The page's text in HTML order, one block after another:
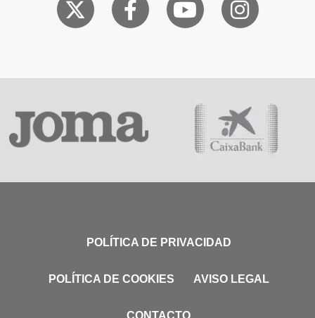
POLÍTICA DE PRIVACIDAD
POLÍTICA DE COOKIES AVISO LEGAL
CONTACTO